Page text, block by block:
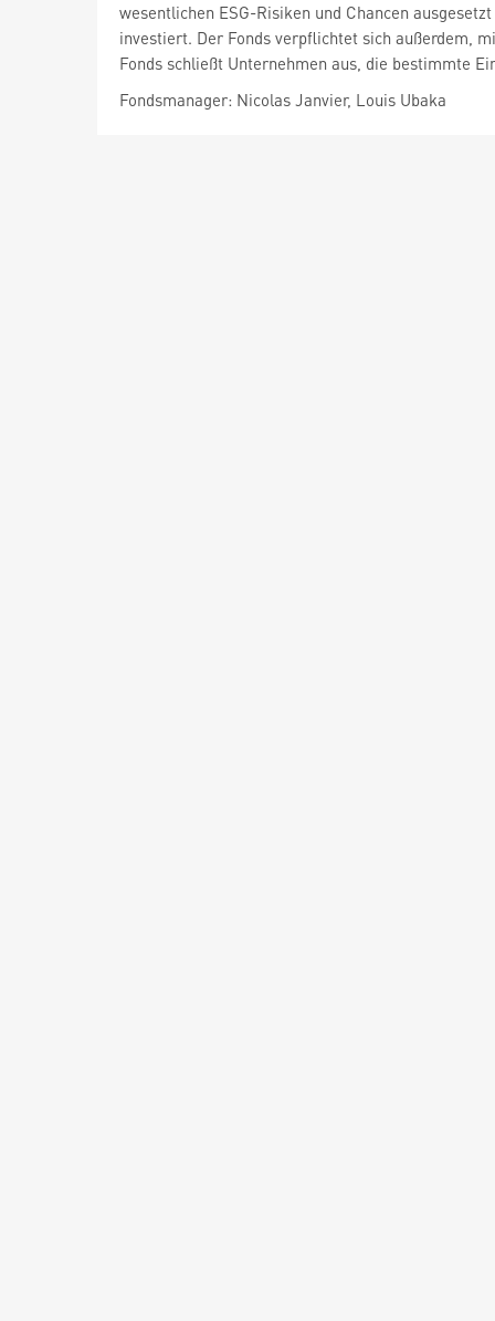
wesentlichen ESG-Risiken und Chancen
investiert. Der Fonds verpflichtet sich außerdem,
Fonds schließt Unternehmen aus, die bestimmte
Fondsmanager: Nicolas Janvier, Louis Ubaka